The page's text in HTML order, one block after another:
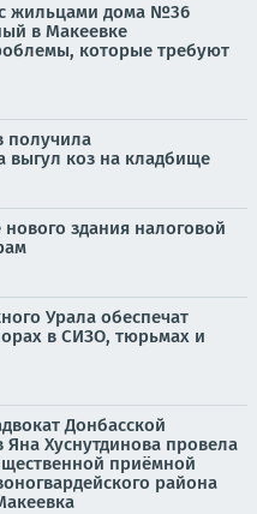
жильцами дома №36
в Макеевке
которые требуют
получила
выгул коз на кладбище
здания налоговой
Урала обеспечат
в СИЗО, тюрьмах и
Донбасской
Яна Хуснутдинова провела
приёмной
района